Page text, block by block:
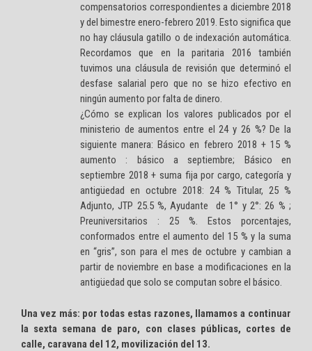
compensatorios correspondientes a diciembre 2018
y del bimestre enero-febrero 2019. Esto significa que
no hay cláusula gatillo o de indexación automática.
Recordamos que en la paritaria 2016 también
tuvimos una cláusula de revisión que determinó el
desfase salarial pero que no se hizo efectivo en
ningún aumento por falta de dinero.
¿Cómo se explican los valores publicados por el
ministerio de aumentos entre el 24 y 26 %? De la
siguiente manera: Básico en febrero 2018 + 15 %
aumento : básico a septiembre; Básico en
septiembre 2018 + suma fija por cargo, categoría y
antigüedad en octubre 2018: 24 % Titular, 25 %
Adjunto, JTP 25.5 %, Ayudante de 1° y 2°: 26 % ;
Preuniversitarios : 25 %. Estos porcentajes,
conformados entre el aumento del 15 % y la suma
en “gris”, son para el mes de octubre y cambian a
partir de noviembre en base a modificaciones en la
antigüedad que solo se computan sobre el básico.
Una vez más: por todas estas razones, llamamos a continuar
la sexta semana de paro, con clases públicas, cortes de
calle, caravana del 12, movilización del 13.